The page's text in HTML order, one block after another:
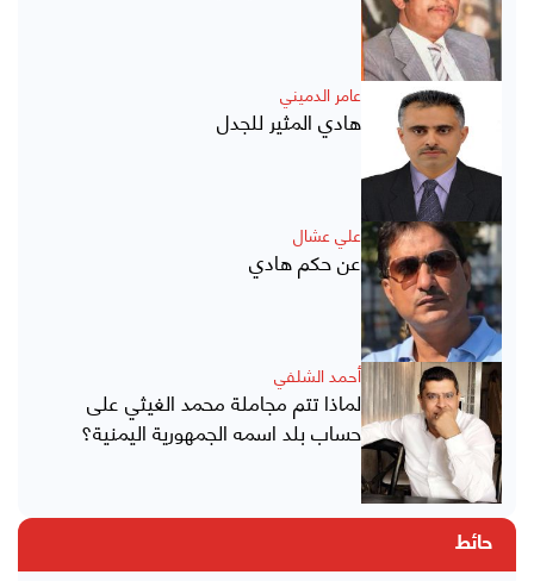
عامر الدميني
هادي المثير للجدل
علي عشال
عن حكم هادي
أحمد الشلفي
لماذا تتم مجاملة محمد الغيثي على
حساب بلد اسمه الجمهورية اليمنية؟
حائط